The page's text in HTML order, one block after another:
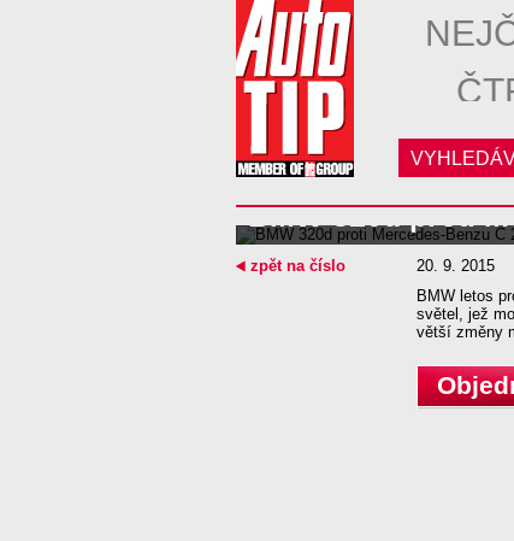
BMW 320d proti
20. 9. 2015
BMW letos
světel, jež
větší změny
zpět na číslo